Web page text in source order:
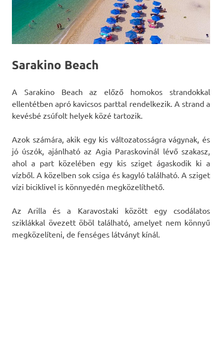
Sarakino Beach
A Sarakino Beach az előző homokos strandokkal
ellentétben apró kavicsos parttal rendelkezik. A strand a
kevésbé zsúfolt helyek közé tartozik.
Azok számára, akik egy kis változatosságra vágynak, és
jó úszók, ajánlható az Agia Paraskovinál lévő szakasz,
ahol a part közelében egy kis sziget ágaskodik ki a
vízből. A közelben sok csiga és kagyló található. A sziget
vízi biciklivel is könnyedén megközelíthető.
Az Arilla és a Karavostaki között egy csodálatos
sziklákkal övezett öböl található, amelyet nem könnyű
megközelíteni, de fenséges látványt kínál.